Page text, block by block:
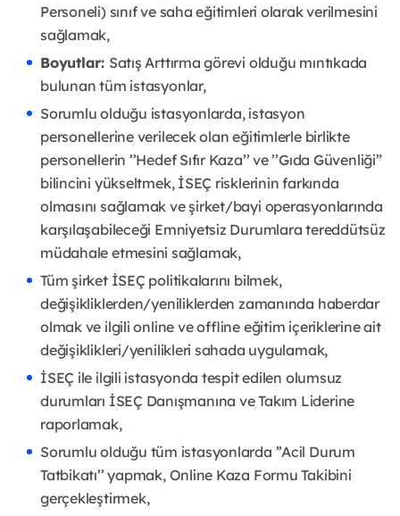
Personeli) sınıf ve saha eğitimleri olarak verilmesini
sağlamak,
Boyutlar: Satış Arttırma görevi olduğu mıntıkada
bulunan tüm istasyonlar,
Sorumlu olduğu istasyonlarda, istasyon
personellerine verilecek olan eğitimlerle birlikte
personellerin ’’Hedef Sıfır Kaza’’ ve ’’Gıda Güvenliği”
bilincini yükseltmek, İSEÇ risklerinin farkında
olmasını sağlamak ve şirket/bayi operasyonlarında
karşılaşabileceği Emniyetsiz Durumlara tereddütsüz
müdahale etmesini sağlamak,
Tüm şirket İSEÇ politikalarını bilmek,
değişikliklerden/yeniliklerden zamanında haberdar
olmak ve ilgili online ve offline eğitim içeriklerine ait
değişiklikleri/yenilikleri sahada uygulamak,
İSEÇ ile ilgili istasyonda tespit edilen olumsuz
durumları İSEÇ Danışmanına ve Takım Liderine
raporlamak,
Sorumlu olduğu tüm istasyonlarda ’’Acil Durum
Tatbikatı’’ yapmak, Online Kaza Formu Takibini
gerçekleştirmek,